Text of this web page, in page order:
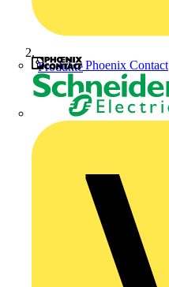
Phoenix Contact
Produkte